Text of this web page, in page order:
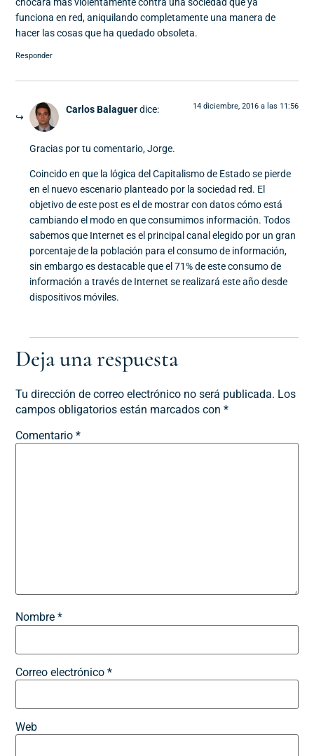
chocará más violentamente contra una sociedad que ya
funciona en red, aniquilando completamente una manera de
hacer las cosas que ha quedado obsoleta.
Responder
Carlos Balaguerdice: 14 diciembre, 2016 a las 11:56
Gracias por tu comentario, Jorge.
Coincido en que la lógica del Capitalismo de Estado se pierde
en el nuevo escenario planteado por la sociedad red. El
objetivo de este post es el de mostrar con datos cómo está
cambiando el modo en que consumimos información. Todos
sabemos que Internet es el principal canal elegido por un gran
porcentaje de la población para el consumo de información,
sin embargo es destacable que el 71% de este consumo de
información a través de Internet se realizará este año desde
dispositivos móviles.
Deja una respuesta
Tu dirección de correo electrónico no será publicada. Los
campos obligatorios están marcados con*
Comentario*
Nombre*
Correo electrónico*
Web